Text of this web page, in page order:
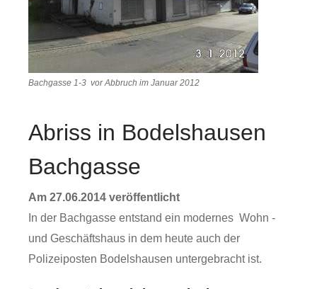
Bachgasse 1-3 vor Abbruch im Januar 2012
Abriss in Bodelshausen
Bachgasse
Am 27.06.2014 veröffentlicht
In der Bachgasse entstand ein modernes Wohn -
und Geschäftshaus in dem heute auch der
Polizeiposten Bodelshausen untergebracht ist.